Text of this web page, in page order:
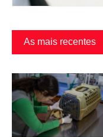
As mais recentes